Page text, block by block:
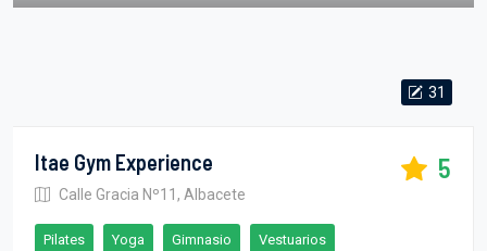
31
Itae Gym Experience
Calle Gracia Nº11, Albacete
5
Pilates Yoga Gimnasio Vestuarios